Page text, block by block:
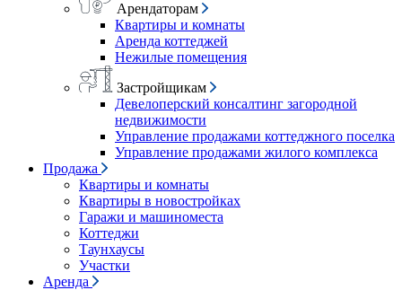
Арендаторам
Квартиры и комнаты
Аренда коттеджей
Нежилые помещения
Застройщикам
Девелоперский консалтинг загородной
недвижимости
Управление продажами коттеджного поселка
Управление продажами жилого комплекса
Продажа
Квартиры и комнаты
Квартиры в новостройках
Гаражи и машиноместа
Коттеджи
Таунхаусы
Участки
Аренда